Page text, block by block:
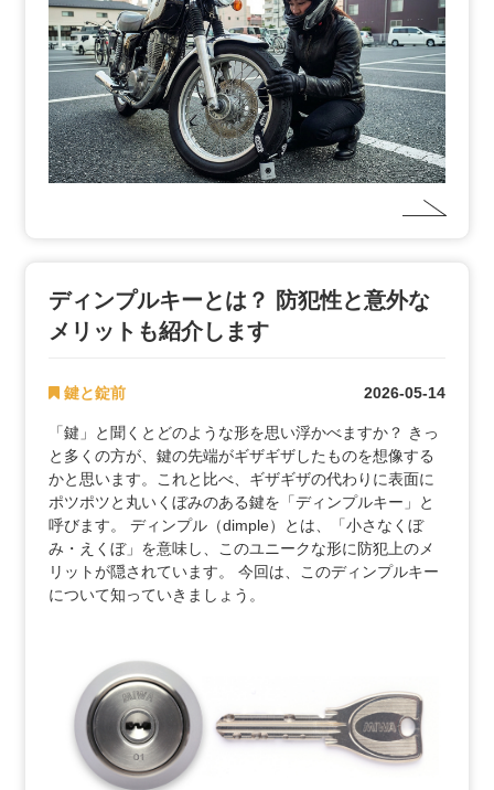
ディンプルキーとは？ 防犯性と意外な
メリットも紹介します
鍵と錠前 2026-05-14
「鍵」と聞くとどのような形を思い浮かべますか？ きっ
と多くの方が、鍵の先端がギザギザしたものを想像する
かと思います。これと比べ、ギザギザの代わりに表面に
ポツポツと丸いくぼみのある鍵を「ディンプルキー」と
呼びます。 ディンプル（dimple）とは、「小さなくぼ
み・えくぼ」を意味し、このユニークな形に防犯上のメ
リットが隠されています。 今回は、このディンプルキー
について知っていきましょう。